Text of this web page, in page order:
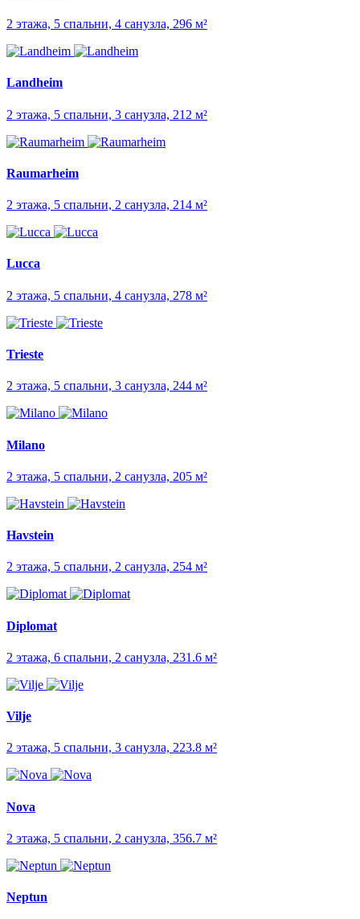
2 этажа, 5 спальни, 4 санузла, 296 м²
Landheim
2 этажа, 5 спальни, 3 санузла, 212 м²
Raumarheim
2 этажа, 5 спальни, 2 санузла, 214 м²
Lucca
2 этажа, 5 спальни, 4 санузла, 278 м²
Trieste
2 этажа, 5 спальни, 3 санузла, 244 м²
Milano
2 этажа, 5 спальни, 2 санузла, 205 м²
Havstein
2 этажа, 5 спальни, 2 санузла, 254 м²
Diplomat
2 этажа, 6 спальни, 2 санузла, 231.6 м²
Vilje
2 этажа, 5 спальни, 3 санузла, 223.8 м²
Nova
2 этажа, 5 спальни, 2 санузла, 356.7 м²
Neptun